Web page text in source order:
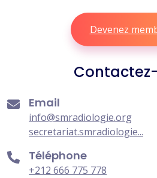
Devenez
Email
info@smradiologie.org
secretariat.smradiologie...
Téléphone
+212 666 775 778